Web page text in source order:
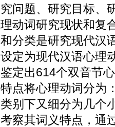
问题、研究目标、
动词研究现状和复
分类是研究现代汉
定为现代汉语心理
定出614个双音节
点将心理动词分为
别下又细分为几个
察其词义特点，通